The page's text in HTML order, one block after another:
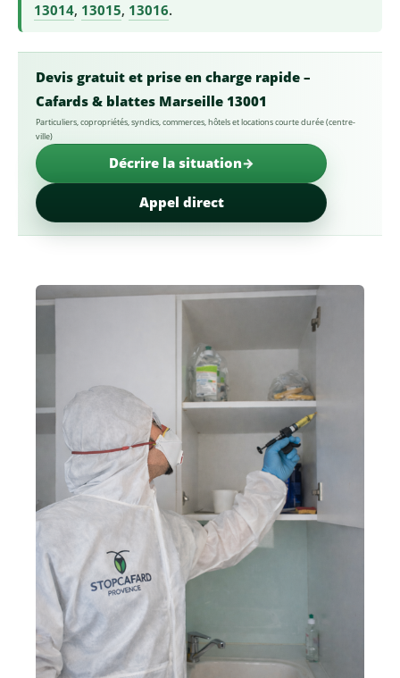
13014, 13015, 13016.
Devis gratuit et prise en charge rapide –
Cafards & blattes Marseille 13001
Particuliers, copropriétés, syndics, commerces, hôtels et locations courte durée (centre-
ville)
Décrire la situation
Appel direct